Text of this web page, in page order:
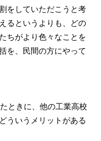
をしていただこうと考
るというよりも、どの
ちがより色々なことを
を、民間の方にやって
ときに、他の工業高校
ういうメリットがある